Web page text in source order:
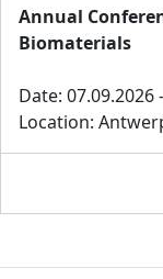
Annual
Biomaterials
Date: 07.09.2026
Location: